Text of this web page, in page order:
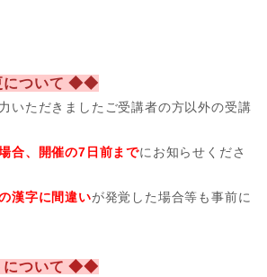
について ◆◆
いただきましたご受講者の方以外の受講
合、開催の7日前までにお知らせくださ
漢字に間違いが発覚した場合等も事前に
について ◆◆